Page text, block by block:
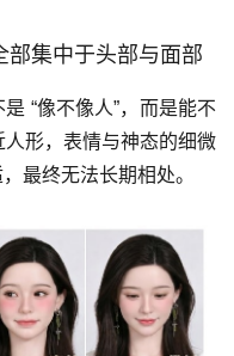
部集中于头部与面部
“像不像人”，而是能不
形，表情与神态的细微
最终无法长期相处。